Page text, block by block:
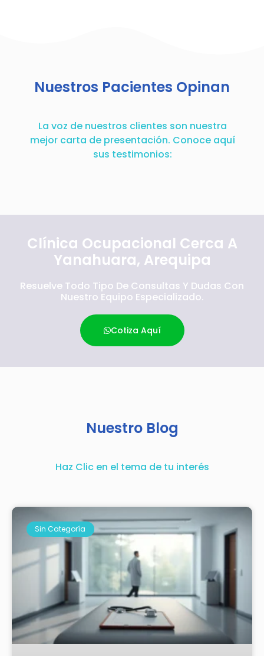
Nuestros Pacientes Opinan
La voz de nuestros clientes son nuestra
mejor carta de presentación. Conoce aquí
sus testimonios:
Clínica Ocupacional Cerca A
Yanahuara, Arequipa
Resuelve Todo Tipo De Consultas Y Dudas Con
Nuestro Equipo Especializado.
Cotiza Aquí
Nuestro Blog
Haz Clic en el tema de tu interés
Sin Categoría